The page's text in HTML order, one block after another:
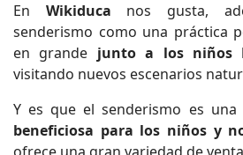
En Wikiduca nos gusta,
senderismo como una práctica
en grande junto a los niños
visitando nuevos escenarios
Y es que el senderismo es
beneficiosa para los niños y